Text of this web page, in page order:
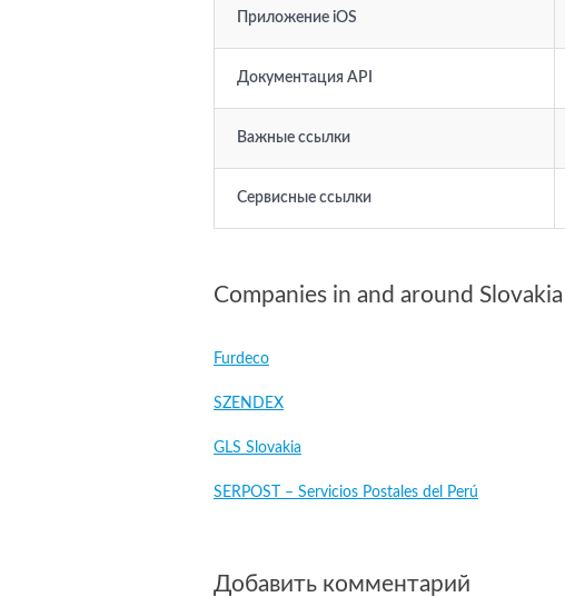
Приложение iOS
Документация API
Важные ссылки
Сервисные ссылки
Companies in and around Slovakia
Furdeco
SZENDEX
GLS Slovakia
SERPOST – Servicios Postales del Perú
Добавить комментарий